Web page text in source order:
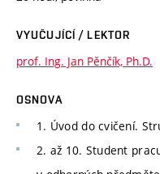
VYUČUJÍCÍ / LEKTOR
prof. Ing. Jan Pěnčík, Ph.D.
OSNOVA
1. Úvod do cvičení.
2. až 10. Student